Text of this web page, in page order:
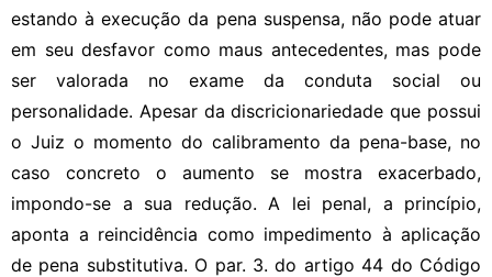
estando à execução da pena suspensa, não pode atuar
em seu desfavor como maus antecedentes, mas pode
ser valorada no exame da conduta social ou
personalidade. Apesar da discricionariedade que possui
o Juiz o momento do calibramento da pena-base, no
caso concreto o aumento se mostra exacerbado,
impondo-se a sua redução. A lei penal, a princípio,
aponta a reincidência como impedimento à aplicação
de pena substitutiva. O par. 3. do artigo 44 do Código